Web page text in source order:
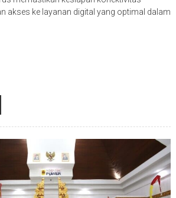
akses ke layanan digital yang optimal dalam